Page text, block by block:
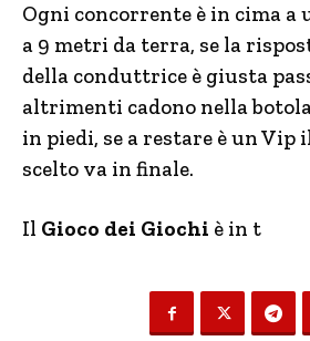
Ogni concorrente è in cima
a 9 metri da terra, se la
della conduttrice è giusta
altrimenti cadono nella
in piedi, se a restare è un Vip
scelto va in finale.
Il Gioco dei Giochi è in t